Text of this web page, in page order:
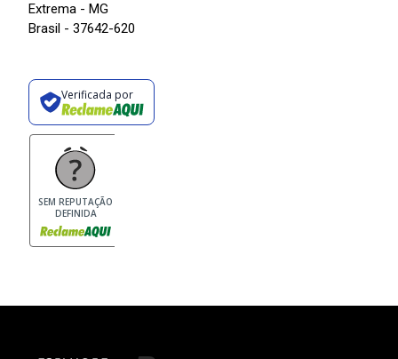
Extrema - MG
Brasil - 37642-620
Verificada por
SEM REPUTAÇÃO
DEFINIDA